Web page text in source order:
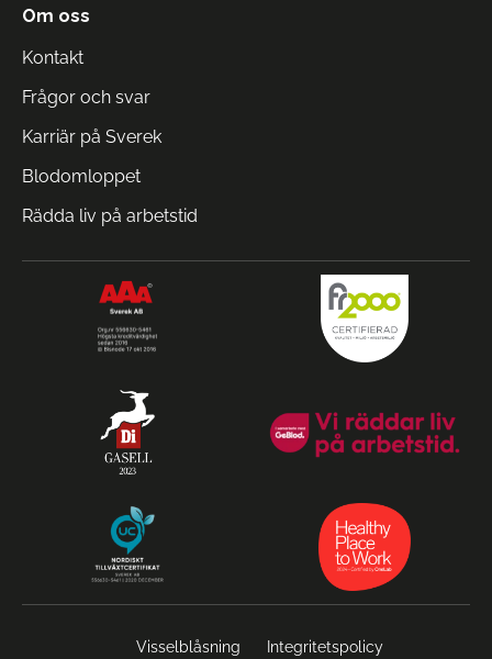
Om oss
Kontakt
Frågor och svar
Karriär på Sverek
Blodomloppet
Rädda liv på arbetstid
Visselblåsning Integritetspolicy